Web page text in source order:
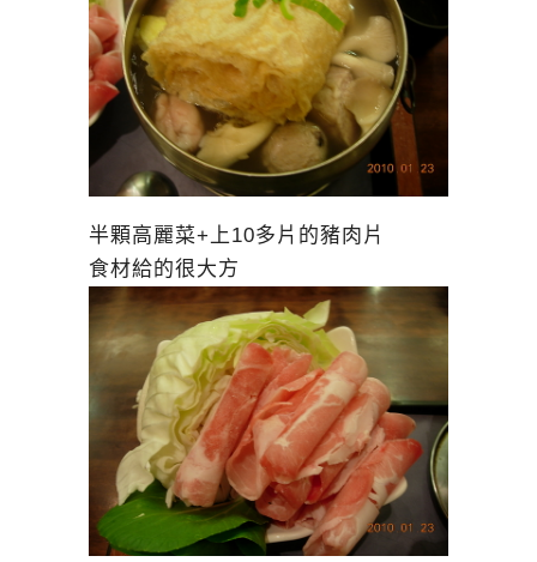
半顆高麗菜+上10多片的豬肉片
食材給的很大方